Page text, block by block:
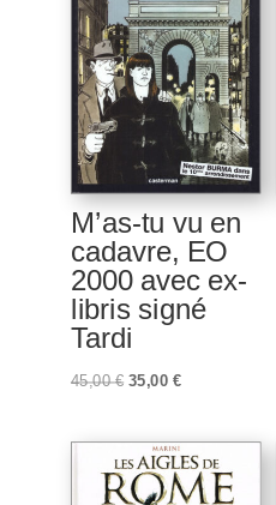
M’as-tu vu en
cadavre, EO
2000 avec ex-
libris signé
Tardi
45,00€ Le
était :
45,00 €.
35,00 €Le
est :
35,00 €.